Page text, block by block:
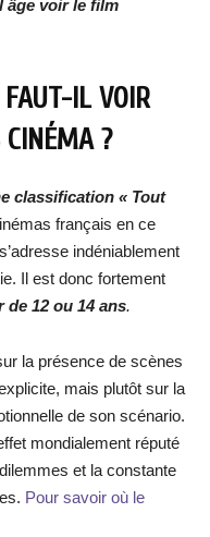
âge voir le film
IL VOIR
CINÉMA ?
classification « Tout
français en ce
indéniablement
Il est donc fortement
de 12 ou 14 ans.
la présence de scènes
mais plutôt sur la
de son scénario.
mondialement réputé
et la constante
Pour savoir où le